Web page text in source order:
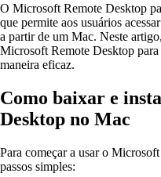
O Microsoft Remote Desktop
que permite aos usuários
a partir de um Mac. Neste
Microsoft Remote Desktop
maneira eficaz.
Como baixar e
Desktop no Mac
Para começar a usar o
passos simples: